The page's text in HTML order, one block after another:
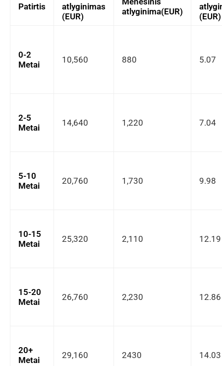
Patirtis
atlyginimas
(EUR)
atlyginima(EUR)
(EUR)
0-2
Metai
10,560 880 5.07
2-5
Metai
14,640 1,220 7.04
5-10
Metai
20,760 1,730 9.98
10-15
Metai
25,320 2,110 12.19
15-20
Metai
26,760 2,230 12.86
20+
Metai
29,160 2430 14.03